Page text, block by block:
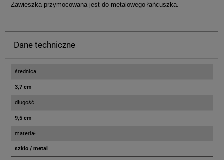
Zawieszka przymocowana jest do metalowego łańcuszka.
Dane techniczne
średnica
3,7 cm
długość
9,5 cm
materiał
szkło / metal